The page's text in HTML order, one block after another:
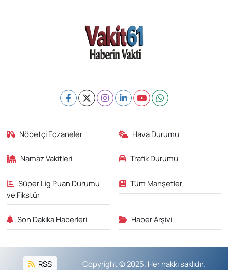
Nöbetçi Eczaneler Hava Durumu
Namaz Vakitleri Trafik Durumu
Süper Lig Puan Durumu
ve Fikstür
Tüm Manşetler
Son Dakika Haberleri Haber Arşivi
RSS Copyright © 2025. Her hakkı saklıdır.